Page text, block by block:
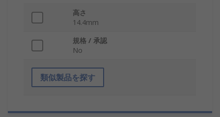
高さ
14.4mm
規格 / 承認
No
類似製品を探す